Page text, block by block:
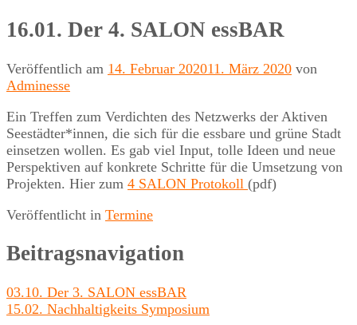
16.01. Der 4. SALON essBAR
Veröffentlich am 14. Februar 202011. März 2020 von
Adminesse
Ein Treffen zum Verdichten des Netzwerks der Aktiven
Seestädter*innen, die sich für die essbare und grüne Stadt
einsetzen wollen. Es gab viel Input, tolle Ideen und neue
Perspektiven auf konkrete Schritte für die Umsetzung von
Projekten. Hier zum 4 SALON Protokoll (pdf)
Veröffentlicht in Termine
Beitragsnavigation
03.10. Der 3. SALON essBAR
15.02. Nachhaltigkeits Symposium